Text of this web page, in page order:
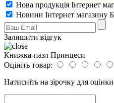
Нова продукція Інтернет
Новини Інтернет магазину
Залишити відгук
Книжка-пазл Принцеси
Оцініть товар:
Натисніть на зірочку для